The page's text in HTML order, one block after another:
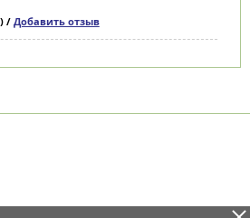
/ Добавить отзыв